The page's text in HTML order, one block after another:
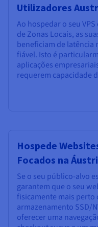
Utilizadores
Ao hospedar o seu
de Zonas Locais, as
beneficiam de latência
fiável. Isto é
aplicações
requerem capacidade
Hospede
Focados na
Se o seu público-alvo
garantem que o seu
fisicamente mais perto
armazenamento SSD/
oferecer uma